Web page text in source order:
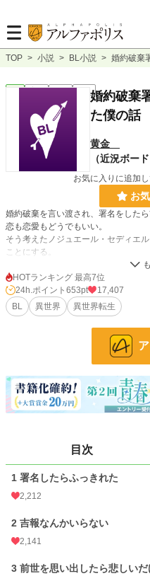
TOP > 小説 > BL小説 > 婚約破棄
BL 完結 短編
婚約破棄
た僕の話
黄金
（近況ボード
お気に入りに追加
お
婚約破棄を言い渡され、署名をしたら
恋も恋愛もどうでもいい。
そう考えたノジュエール・セディエ
ことにする。
6話完結。＋おまけフィーリオルの
小説 2,264 位 / 228,882 件
2,809
24h.ポイント 653 pt
文字数
更新日時 2024.01.26 19:00
初回公開日時
初回完結日時 2024.01.25 20:01
HOTランキング 最高7位
24h.ポイント 653pt
17,407
BL
異世界 異世界転生
目次
1 署名したらふっきれた
2,212
2 吉報なんかいらない
2,141
3 前世を思い出したら悲しいだ